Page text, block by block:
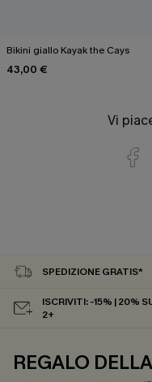
Bikini giallo Kayak the Cays
43,00 €
Vi
SPEDIZIONE GRATIS*
ISCRIVITI: -15% | 20%
2+
REGALO